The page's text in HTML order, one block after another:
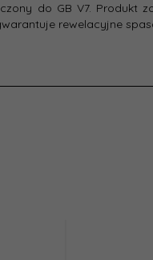
do GB V7. Produkt
rewelacyjne